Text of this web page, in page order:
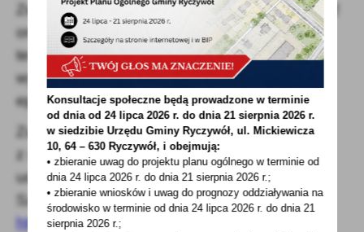
Ze względu na trwającą pandemię Sars-Cov-2
organizator zastrzega sobie prawo zmiany
terminu wizyty w Dolnej Saksonii, jeśli
wymagać tego będą warunki sanitarno-
epidemiczne czy regulacje prawne.
Zachęcamy Państwa do zapoznania się
z regulaminem konkursu i wzięcia w nim
udziału.
Szczegóły konkursu na stronie:
https://www.umww.pl/przemysl-a-ochrona-
Konsultacje społeczne będą prowadzone w terminie
od dnia od 24 lipca 2026 r. do dnia 21 sierpnia 2026 r.
w siedzibie Urzędu Gminy Ryczywół, ul. Mickiewicza
10, 64 – 630 Ryczywół, i obejmują:
• zbieranie uwag do projektu planu ogólnego w terminie od
dnia 24 lipca 2026 r. do dnia 21 sierpnia 2026 r.;
• zbieranie wniosków i uwag do prognozy oddziaływania na
środowisko w terminie od dnia 24 lipca 2026 r. do dnia 21
sierpnia 2026 r.;